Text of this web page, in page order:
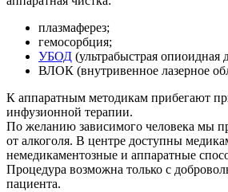
плазмаферез;
гемосорбция;
УБОД (ультрабыстрая опиоидная
ВЛОК (внутривенное лазерное
К аппаратным методикам прибегают
инфузионной терапии.
По желанию зависимого человека мы
от алкоголя. В центре доступны
немедикаментозные и аппаратные
Процедура возможна только с
пациента.